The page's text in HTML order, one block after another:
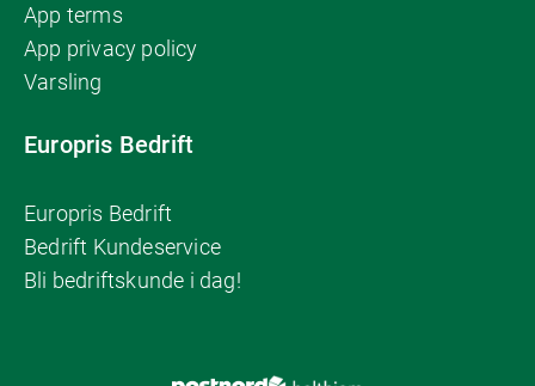
App terms
App privacy policy
Varsling
Europris Bedrift
Europris Bedrift
Bedrift Kundeservice
Bli bedriftskunde i dag!